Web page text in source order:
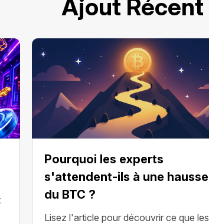
Ajout Récent
Pourquoi les experts
s'attendent-ils à une hausse
du BTC ?
Lisez l'article pour découvrir ce que les